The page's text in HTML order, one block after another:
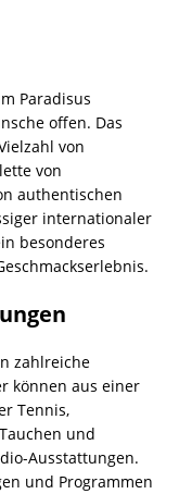
Paradisus
offen. Das
von
von
authentischen
internationaler
besonderes
zahlreiche
können aus einer
Tennis,
und
Ausstattungen.
und Programmen